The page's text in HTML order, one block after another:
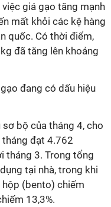
giá gạo tăng mạnh
mất khỏi các kệ hàng
quốc. Có thời điểm,
đã tăng lên khoảng
đang có dấu hiệu
bộ của tháng 4, cho
đạt 4.762
tháng 3. Trong tổng
tại nhà, trong khi
(bento) chiếm
13,3%.